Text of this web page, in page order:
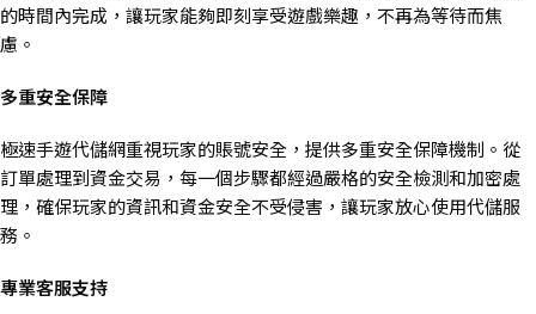
的時間內完成，讓玩家能夠即刻享受遊戲樂趣，不再為等待而焦
慮。
多重安全保障
極速手遊代儲網重視玩家的賬號安全，提供多重安全保障機制。從
訂單處理到資金交易，每一個步驟都經過嚴格的安全檢測和加密處
理，確保玩家的資訊和資金安全不受侵害，讓玩家放心使用代儲服
務。
專業客服支持